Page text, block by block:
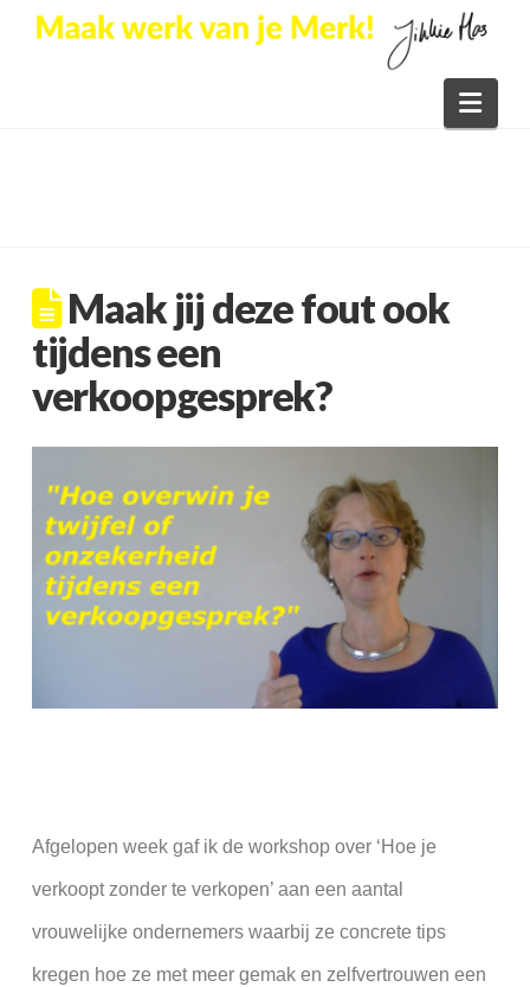
Maak jij deze fout ook
tijdens een
verkoopgesprek?
Afgelopen week gaf ik de workshop over ‘Hoe je
verkoopt zonder te verkopen’ aan een aantal
vrouwelijke ondernemers waarbij ze concrete tips
kregen hoe ze met meer gemak en zelfvertrouwen een